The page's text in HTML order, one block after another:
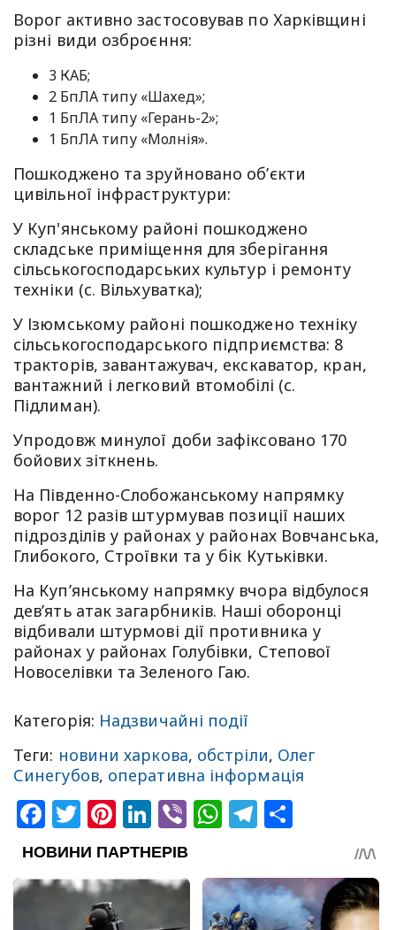
Ворог активно застосовував по Харківщині
різні види озброєння:
3 КАБ;
2 БпЛА типу «Шахед»;
1 БпЛА типу «Герань-2»;
1 БпЛА типу «Молнія».
Пошкоджено та зруйновано обʼєкти
цивільної інфраструктури:
У Куп'янському районі пошкоджено
складське приміщення для зберігання
сільськогосподарських культур і ремонту
техніки (с. Вільхуватка);
У Ізюмському районі пошкоджено техніку
сільськогосподарського підприємства: 8
тракторів, завантажувач, екскаватор, кран,
вантажний і легковий втомобілі (с.
Підлиман).
Упродовж минулої доби зафіксовано 170
бойових зіткнень.
На Південно-Слобожанському напрямку
ворог 12 разів штурмував позиції наших
підрозділів у районах у районах Вовчанська,
Глибокого, Строївки та у бік Кутьківки.
На Куп’янському напрямку вчора відбулося
дев’ять атак загарбників. Наші оборонці
відбивали штурмові дії противника у
районах у районах Голубівки, Степової
Новоселівки та Зеленого Гаю.
Категорія: Надзвичайні події
Теги: новини харкова, обстріли, Олег
Синегубов, оперативна інформація
Facebook
Twitter
Pinterest
LinkedIn
ViberWhatsApp
Telegram